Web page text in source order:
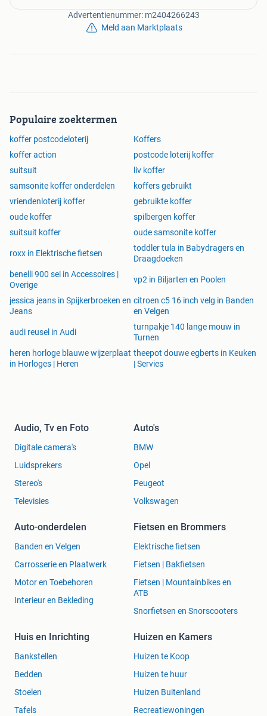
Advertentienummer: m2404266243
Meld aan Marktplaats
Populaire zoektermen
koffer postcodeloterij
Koffers
koffer action
postcode loterij koffer
suitsuit
liv koffer
samsonite koffer onderdelen
koffers gebruikt
vriendenloterij koffer
gebruikte koffer
oude koffer
spilbergen koffer
suitsuit koffer
oude samsonite koffer
roxx in Elektrische fietsen
toddler tula in Babydragers en
Draagdoeken
benelli 900 sei in Accessoires |
Overige
vp2 in Biljarten en Poolen
jessica jeans in Spijkerbroeken en
Jeans
citroen c5 16 inch velg in Banden
en Velgen
audi reusel in Audi
turnpakje 140 lange mouw in
Turnen
heren horloge blauwe wijzerplaat
in Horloges | Heren
theepot douwe egberts in Keuken
| Servies
Audio, Tv en Foto
Digitale camera's
Luidsprekers
Stereo's
Televisies
Auto's
BMW
Opel
Peugeot
Volkswagen
Auto-onderdelen
Banden en Velgen
Carrosserie en Plaatwerk
Motor en Toebehoren
Interieur en Bekleding
Fietsen en Brommers
Elektrische fietsen
Fietsen | Bakfietsen
Fietsen | Mountainbikes en
ATB
Snorfietsen en Snorscooters
Huis en Inrichting
Bankstellen
Bedden
Stoelen
Tafels
Huizen en Kamers
Huizen te Koop
Huizen te huur
Huizen Buitenland
Recreatiewoningen